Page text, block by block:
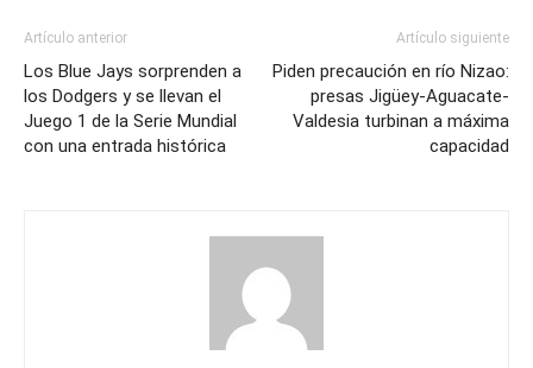
Artículo anterior
Los Blue Jays sorprenden a
los Dodgers y se llevan el
Juego 1 de la Serie Mundial
con una entrada histórica
Artículo siguiente
Piden precaución en río Nizao:
presas Jigüey-Aguacate-
Valdesia turbinan a máxima
capacidad